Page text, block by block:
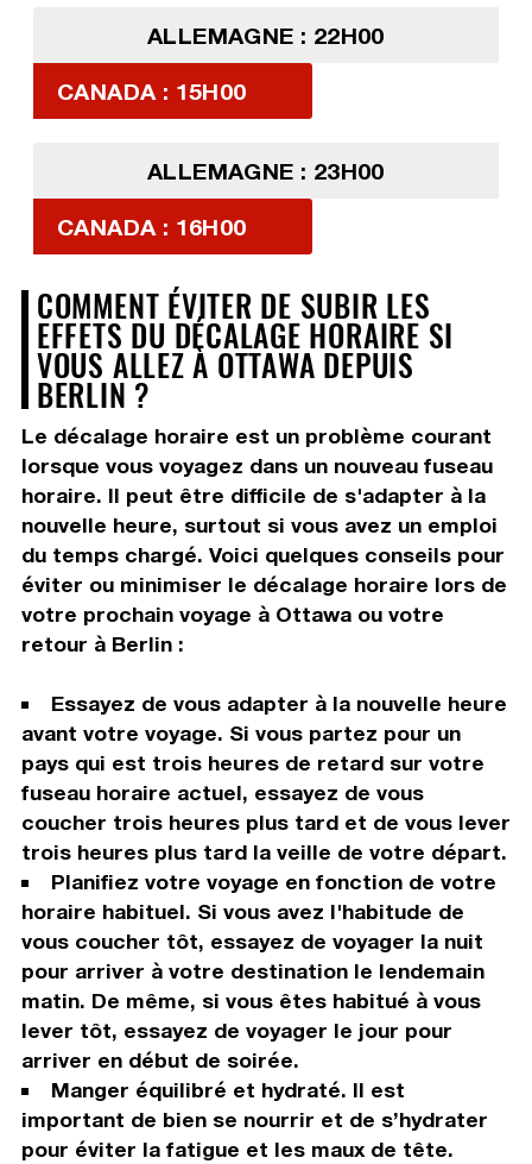
ALLEMAGNE : 22H00
CANADA : 15H00
ALLEMAGNE : 23H00
CANADA : 16H00
COMMENT ÉVITER DE SUBIR LES
EFFETS DU DÉCALAGE HORAIRE SI
VOUS ALLEZ À OTTAWA DEPUIS
BERLIN ?
Le décalage horaire est un problème courant
lorsque vous voyagez dans un nouveau fuseau
horaire. Il peut être difficile de s'adapter à la
nouvelle heure, surtout si vous avez un emploi
du temps chargé. Voici quelques conseils pour
éviter ou minimiser le décalage horaire lors de
votre prochain voyage à Ottawa ou votre
retour à Berlin :
Essayez de vous adapter à la nouvelle heure
avant votre voyage. Si vous partez pour un
pays qui est trois heures de retard sur votre
fuseau horaire actuel, essayez de vous
coucher trois heures plus tard et de vous lever
trois heures plus tard la veille de votre départ.
Planifiez votre voyage en fonction de votre
horaire habituel. Si vous avez l'habitude de
vous coucher tôt, essayez de voyager la nuit
pour arriver à votre destination le lendemain
matin. De même, si vous êtes habitué à vous
lever tôt, essayez de voyager le jour pour
arriver en début de soirée.
Manger équilibré et hydraté. Il est
important de bien se nourrir et de s’hydrater
pour éviter la fatigue et les maux de tête.